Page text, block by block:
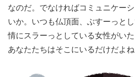
なのだ。でなければコミュニケー
いか。いつも仏頂面、ぶすーっと
情にスラーっとしている女性がい
あなたたちはそこにいるだけだよね